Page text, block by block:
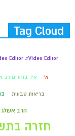
Tag Cloud
Editor #Video Editor
א' איך בוחרים רב
בריאות טבעית
הרב אשלג
חזרה